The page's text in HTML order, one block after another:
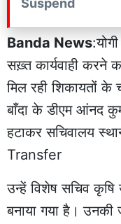
Suspend
Banda News
सख़्त कार्यवाही करने
मिल रही शिकायतों
बाँदा के डीएम आंनद
हटाकर सचिवालय
Transfer
उन्हें विशेष सचिव
बनाया गया है। उनकी